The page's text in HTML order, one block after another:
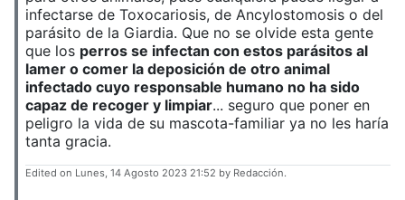
infectarse de Toxocariosis, de Ancylostomosis o del
parásito de la Giardia. Que no se olvide esta gente
que los perros se infectan con estos parásitos al
lamer o comer la deposición de otro animal
infectado cuyo responsable humano no ha sido
capaz de recoger y limpiar... seguro que poner en
peligro la vida de su mascota-familiar ya no les haría
tanta gracia.
Edited on Lunes, 14 Agosto 2023 21:52 by Redacción.